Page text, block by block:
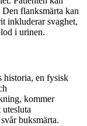
Den flanksmärta kan
inkluderar svaghet,
i urinen.
historia, en fysisk
kommer
buksmärta.